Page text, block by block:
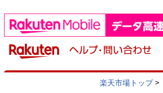
楽天市場トップ>